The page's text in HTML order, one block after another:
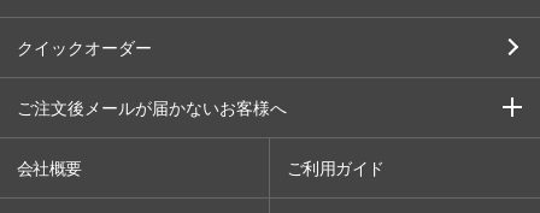
クイックオーダー
ご注文後メールが届かないお客様へ
会社概要 ご利用ガイド